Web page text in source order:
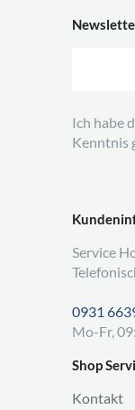
Service
0931
Mo-Fr,
Shop
Kontakt
Ich habe
Kenntnis